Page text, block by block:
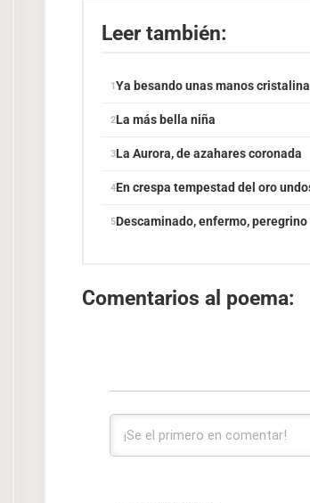
Leer también:
Ya besando unas manos
La más bella niña
La Aurora, de azahares coronada
En crespa tempestad del oro
Descaminado, enfermo, peregrino
Comentarios al poema: